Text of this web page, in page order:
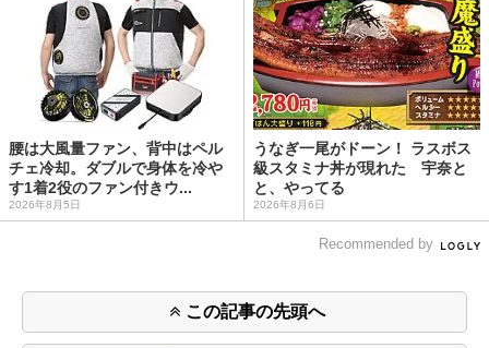
腰は大風量ファン、背中はペル
チェ冷却。ダブルで身体を冷や
す1着2役のファン付きウ...
2026年8月5日
うなぎ一尾がドーン！ ラスボス
級スタミナ丼が現れた 宇奈と
と、やってる
2026年8月6日
Recommended by
この記事の先頭へ